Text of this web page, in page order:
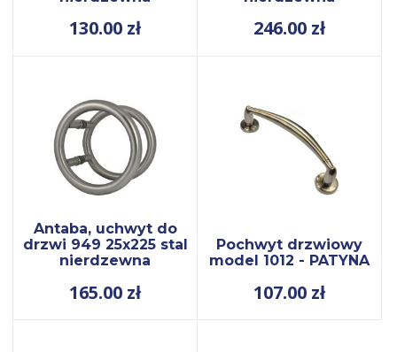
130.00 zł 246.00 zł
Antaba, uchwyt do
drzwi 949 25x225 stal
nierdzewna
165.00 zł
Pochwyt drzwiowy
model 1012 - PATYNA
107.00 zł